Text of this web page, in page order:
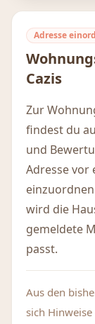
Adresse
Cazis
Zur
findest du
und
Adresse vor
wird die
gemeldete
passt.
Aus den
sich